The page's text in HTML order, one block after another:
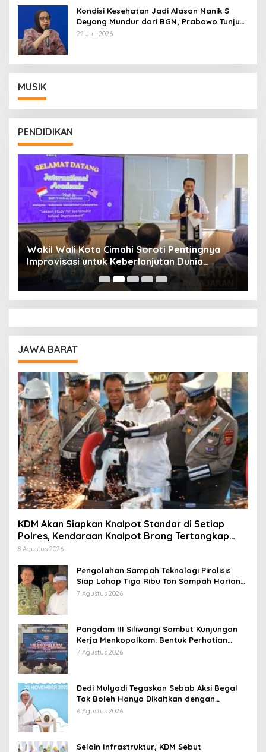
Kondisi Kesehatan Jadi Alasan Nanik S
Deyang Mundur dari BGN, Prabowo Tunjuk
Wamentan Sudaryono
22 Juli 2026
MUSIK
PENDIDIKAN
Wakil Wali Kota Cimahi Soroti Pentingnya
Improvisasi untuk Keberlanjutan Dunia
Pendidikan
JAWA BARAT
KDM Akan Siapkan Knalpot Standar di Setiap
Polres, Kendaraan Knalpot Brong Tertangkap
Langsung Ganti
8 Agustus 2026
Pengolahan Sampah Teknologi Pirolisis
Siap Lahap Tiga Ribu Ton Sampah Harian
Jawa Barat
7 Agustus 2026
Pangdam III Siliwangi Sambut Kunjungan
Kerja Menkopolkam: Bentuk Perhatian
Pemerintah
7 Agustus 2026
Dedi Mulyadi Tegaskan Sebab Aksi Begal
Tak Boleh Hanya Dikaitkan dengan
Ekonomi
6 Agustus 2026
Selain Infrastruktur, KDM Sebut